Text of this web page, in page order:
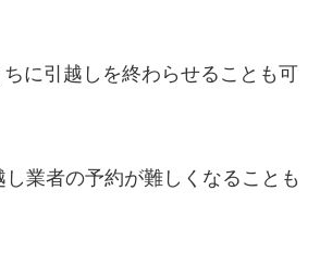
に引越しを終わらせることも可
業者の予約が難しくなることも